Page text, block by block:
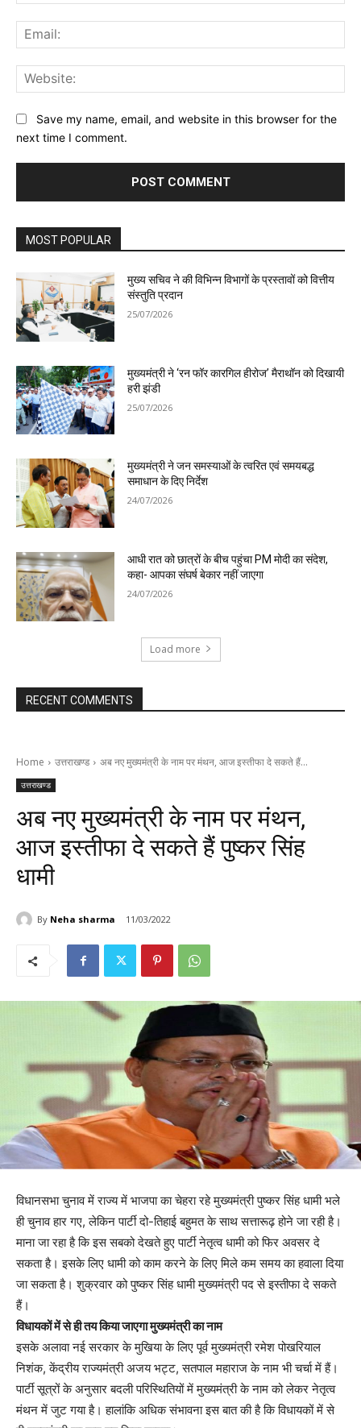
Save my name, email, and website in this browser for the
next time I comment.
MOST POPULAR
मुख्य सचिव ने की विभिन्न विभागों के प्रस्तावों को वित्तीय
संस्तुति प्रदान
25/07/2026
मुख्यमंत्री ने ‘रन फॉर कारगिल हीरोज’ मैराथॉन को दिखायी
हरी झंडी
25/07/2026
मुख्यमंत्री ने जन समस्याओं के त्वरित एवं समयबद्ध
समाधान के दिए निर्देश
24/07/2026
आधी रात को छात्रों के बीच पहुंचा PM मोदी का संदेश,
कहा- आपका संघर्ष बेकार नहीं जाएगा
24/07/2026
Load more
RECENT COMMENTS